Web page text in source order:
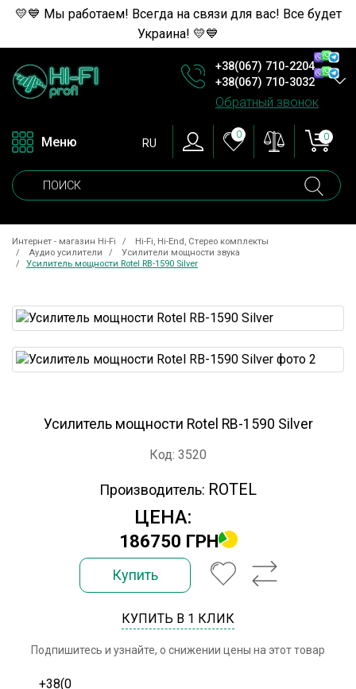
💛💙 Мы работаем! Всегда на связи для вас! Все будет
Украина! 💛💙
+38(067) 710-2204
+38(067) 710-3032
Обратный звонок
Меню RU
0 0
Интернет - магазин Hi-Fi
Hi-Fi, Hi-End, Стерео комплекты
Аудио усилители
Усилители мощности звука
Усилитель мощности Rotel RB-1590 Silver
Усилитель мощности Rotel RB-1590 Silver
Код: 3520
Производитель: ROTEL
ЦЕНА:
186750 ГРН
Купить
КУПИТЬ В 1 КЛИК
Подпишитесь и узнайте, о снижении цены на этот товар